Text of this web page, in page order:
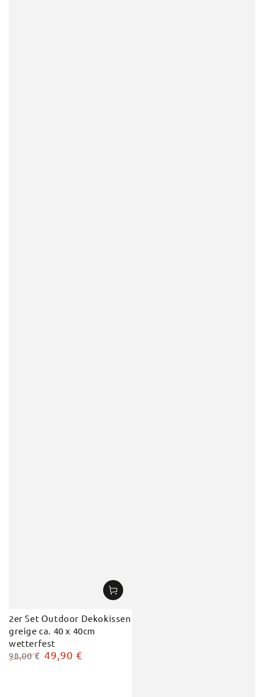
2er Set Outdoor Dekokissen
greige ca. 40 x 40cm
wetterfest
98,00 € 49,90 €